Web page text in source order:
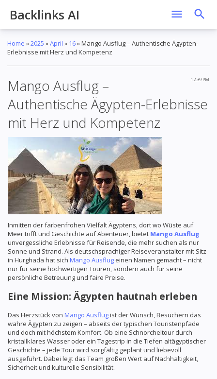
Backlinks AI
Home »2025 »April » 16»Mango Ausflug – Authentische Ägypten-
Erlebnisse mit Herz und Kompetenz
12:39 PM
Mango Ausflug –
Authentische Ägypten-Erlebnisse
mit Herz und Kompetenz
Inmitten der farbenfrohen Vielfalt Ägyptens, dort wo Wüste auf
Meer trifft und Geschichte auf Abenteuer, bietet Mango Ausflug
unvergessliche Erlebnisse für Reisende, die mehr suchen als nur
Sonne und Strand. Als deutschsprachiger Reiseveranstalter mit Sitz
in Hurghada hat sich Mango Ausflug einen Namen gemacht – nicht
nur für seine hochwertigen Touren, sondern auch für seine
persönliche Betreuung und faire Preise.
Eine Mission: Ägypten hautnah erleben
Das Herzstück von Mango Ausflugist der Wunsch, Besuchern das
wahre Ägypten zu zeigen – abseits der typischen Touristenpfade
und doch mit höchstem Komfort. Ob eine Schnorcheltour durch
kristallklares Wasser oder ein Tagestrip in die Tiefen altägyptischer
Geschichte – jede Tour wird sorgfältig geplant und liebevoll
ausgeführt. Dabei legt das Team großen Wert auf Nachhaltigkeit,
Sicherheit und kulturelle Sensibilität.